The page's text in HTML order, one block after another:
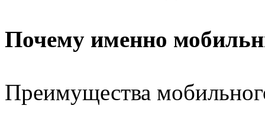
Почему именно
Преимущества